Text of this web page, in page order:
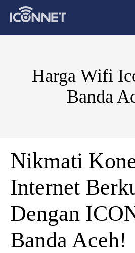
Harga Wifi
Banda
Nikmati
Internet
Dengan
Banda Aceh!